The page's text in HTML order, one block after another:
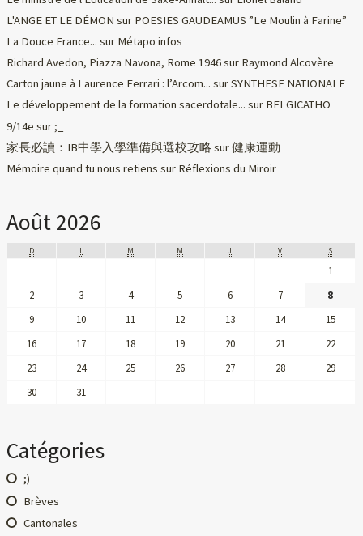
L'ANGE ET LE DÉMON sur POESIES GAUDEAMUS ”Le Moulin à Farine”
La Douce France... sur Métapo infos
Richard Avedon, Piazza Navona, Rome 1946sur Raymond Alcovère
Carton jaune à Laurence Ferrari : l’Arcom... surSYNTHESE NATIONALE
Le développement de la formation sacerdotale... sur BELGICATHO
9/14e sur ;_
家長必讀：IB中學入學準備與選校攻略 sur健康運動
Mémoire quand tu nous retiens sur Réflexions du Miroir
Août 2026
D L M M J V S
1
2
3 4 5 6 7
8
9
10 11 12 13 14
15
16
17 18 19 20 21
22
23
24 25 26 27 28
29
30
31
Catégories
;)
Brèves
Cantonales